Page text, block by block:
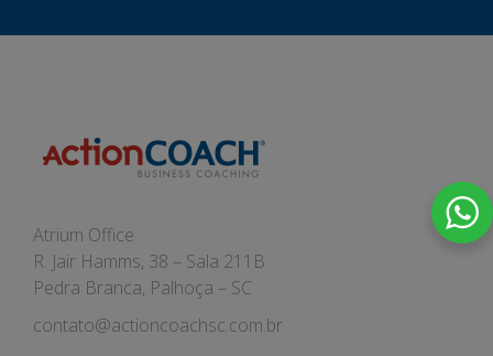
Atrium Office
R. Jair Hamms, 38 – Sala 211B
Pedra Branca, Palhoça – SC
contato@actioncoachsc.com.br